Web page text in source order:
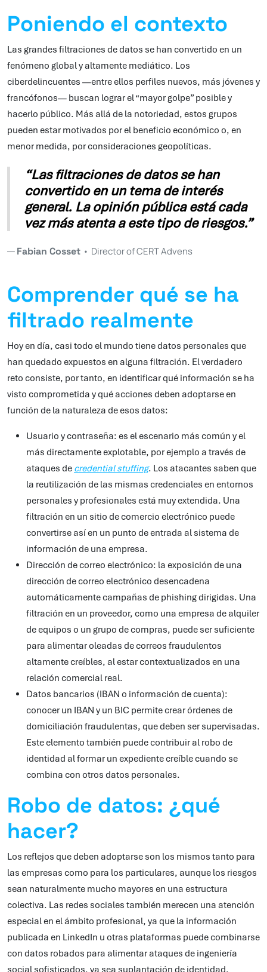
Poniendo el contexto
Las grandes filtraciones de datos se han convertido en un
fenómeno global y altamente mediático. Los
ciberdelincuentes —entre ellos perfiles nuevos, más jóvenes y
francófonos— buscan lograr el “mayor golpe” posible y
hacerlo público. Más allá de la notoriedad, estos grupos
pueden estar motivados por el beneficio económico o, en
menor medida, por consideraciones geopolíticas.
“Las filtraciones de datos se han
convertido en un tema de interés
general. La opinión pública está cada
vez más atenta a este tipo de riesgos.”
Fabian Cosset • Director of CERT Advens
Comprender qué se ha
filtrado realmente
Hoy en día, casi todo el mundo tiene datos personales que
han quedado expuestos en alguna filtración. El verdadero
reto consiste, por tanto, en identificar qué información se ha
visto comprometida y qué acciones deben adoptarse en
función de la naturaleza de esos datos:
Usuario y contraseña: es el escenario más común y el
más directamente explotable, por ejemplo a través de
ataques de credential stuffing. Los atacantes saben que
la reutilización de las mismas credenciales en entornos
personales y profesionales está muy extendida. Una
filtración en un sitio de comercio electrónico puede
convertirse así en un punto de entrada al sistema de
información de una empresa.
Dirección de correo electrónico: la exposición de una
dirección de correo electrónico desencadena
automáticamente campañas de phishing dirigidas. Una
filtración en un proveedor, como una empresa de alquiler
de equipos o un grupo de compras, puede ser suficiente
para alimentar oleadas de correos fraudulentos
altamente creíbles, al estar contextualizados en una
relación comercial real.
Datos bancarios (IBAN o información de cuenta):
conocer un IBAN y un BIC permite crear órdenes de
domiciliación fraudulentas, que deben ser supervisadas.
Este elemento también puede contribuir al robo de
identidad al formar un expediente creíble cuando se
combina con otros datos personales.
Robo de datos: ¿qué
hacer?
Los reflejos que deben adoptarse son los mismos tanto para
las empresas como para los particulares, aunque los riesgos
sean naturalmente mucho mayores en una estructura
colectiva. Las redes sociales también merecen una atención
especial en el ámbito profesional, ya que la información
publicada en LinkedIn u otras plataformas puede combinarse
con datos robados para alimentar ataques de ingeniería